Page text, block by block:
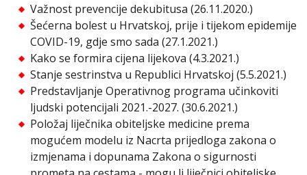
Važnost prevencije dekubitusa (26.11.2020.)
Šećerna bolest u Hrvatskoj, prije i tijekom epidemije
COVID-19, gdje smo sada (27.1.2021.)
Kako se formira cijena lijekova (4.3.2021.)
Stanje sestrinstva u Republici Hrvatskoj (5.5.2021.)
Predstavljanje Operativnog programa učinkoviti
ljudski potencijali 2021.-2027. (30.6.2021.)
Položaj liječnika obiteljske medicine prema
mogućem modelu iz Nacrta prijedloga zakona o
izmjenama i dopunama Zakona o sigurnosti